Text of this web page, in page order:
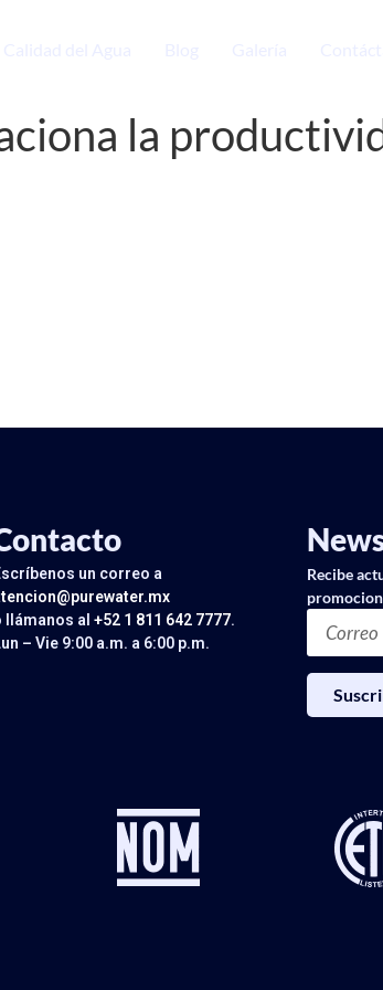
la
un correo a
llámanos al +52 1 811 642 7777.
– Vie 9:00 a.m. a 6:00 p.m.
Recibe